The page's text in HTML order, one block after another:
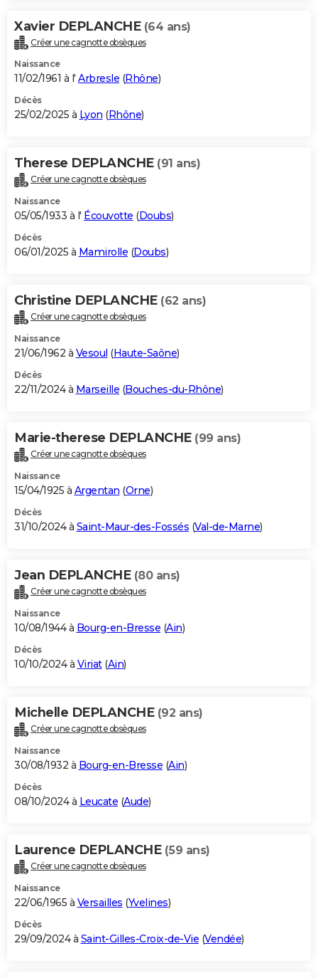
Xavier DEPLANCHE (64 ans)
Créer une cagnotte obsèques
Naissance
11/02/1961 à l' Arbresle (Rhône)
Décès
25/02/2025 à Lyon (Rhône)
Therese DEPLANCHE (91 ans)
Créer une cagnotte obsèques
Naissance
05/05/1933 à l' Écouvotte (Doubs)
Décès
06/01/2025 à Mamirolle (Doubs)
Christine DEPLANCHE (62 ans)
Créer une cagnotte obsèques
Naissance
21/06/1962 à Vesoul (Haute-Saône)
Décès
22/11/2024 à Marseille (Bouches-du-Rhône)
Marie-therese DEPLANCHE (99 ans)
Créer une cagnotte obsèques
Naissance
15/04/1925 à Argentan (Orne)
Décès
31/10/2024 à Saint-Maur-des-Fossés (Val-de-Marne)
Jean DEPLANCHE (80 ans)
Créer une cagnotte obsèques
Naissance
10/08/1944 à Bourg-en-Bresse (Ain)
Décès
10/10/2024 à Viriat(Ain)
Michelle DEPLANCHE (92 ans)
Créer une cagnotte obsèques
Naissance
30/08/1932 à Bourg-en-Bresse (Ain)
Décès
08/10/2024 à Leucate (Aude)
Laurence DEPLANCHE (59 ans)
Créer une cagnotte obsèques
Naissance
22/06/1965 à Versailles (Yvelines)
Décès
29/09/2024 à Saint-Gilles-Croix-de-Vie (Vendée)